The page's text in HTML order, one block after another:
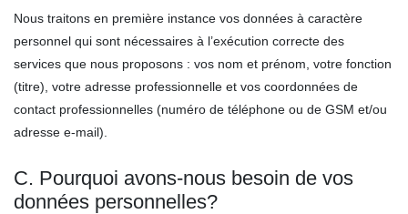
Nous traitons en première instance vos données à caractère
personnel qui sont nécessaires à l’exécution correcte des
services que nous proposons : vos nom et prénom, votre fonction
(titre), votre adresse professionnelle et vos coordonnées de
contact professionnelles (numéro de téléphone ou de GSM et/ou
adresse e-mail).
C. Pourquoi avons-nous besoin de vos
données personnelles?